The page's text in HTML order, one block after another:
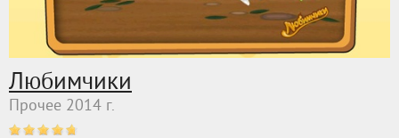
Любимчики
Прочее 2014 г.